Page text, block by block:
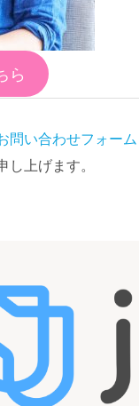
ら
問い合わせフォーム
上げます。